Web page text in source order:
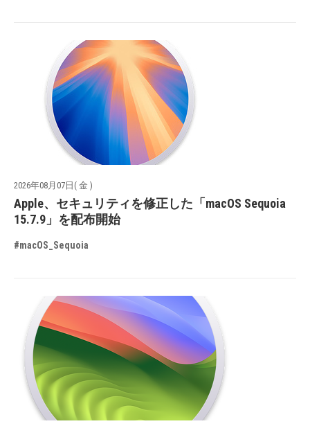
2026年08月07日( 金 )
Apple、セキュリティを修正した「macOS Sequoia
15.7.9」を配布開始
#macOS_Sequoia